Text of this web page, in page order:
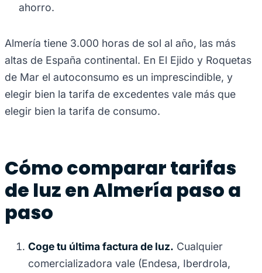
ahorro.
Almería tiene 3.000 horas de sol al año, las más
altas de España continental. En El Ejido y Roquetas
de Mar el autoconsumo es un imprescindible, y
elegir bien la tarifa de excedentes vale más que
elegir bien la tarifa de consumo.
Cómo comparar tarifas
de luz en Almería paso a
paso
Coge tu última factura de luz. Cualquier
comercializadora vale (Endesa, Iberdrola,